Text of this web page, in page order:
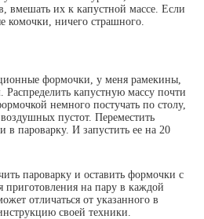
вмешать их к капустной массе. Если
комочки, ничего страшного.
формочки, у меня рамекины,
Распределить капустную массу почти
немного постучать по столу,
пустот. Переместить
в пароварку. И запустить ее на 20
пароварку и оставить формочки с
на пару в каждой
отличаться от указанного в
своей техники.